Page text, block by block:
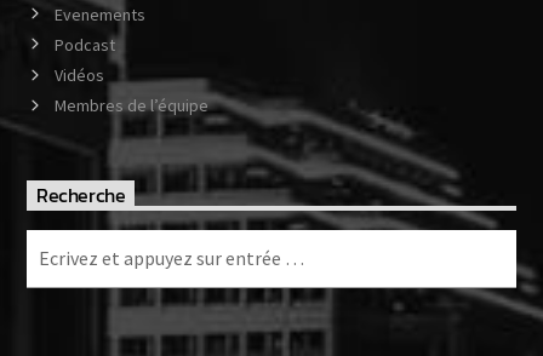
Evenements
Podcast
Vidéos
Membres de l’équipe
Recherche